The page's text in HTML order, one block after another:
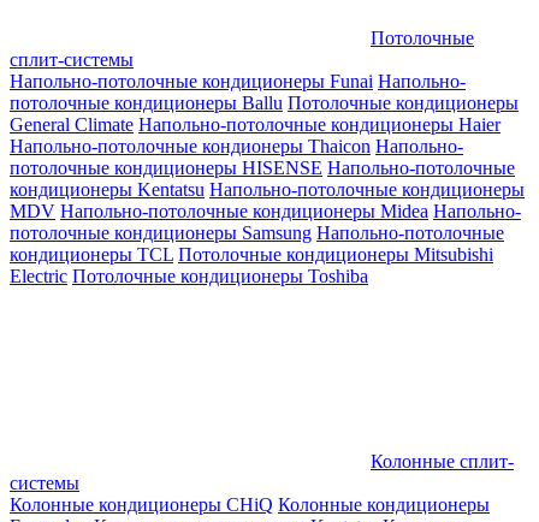
Потолочные
сплит-системы
Напольно-потолочные кондиционеры Funai Напольно-
потолочные кондиционеры Ballu Потолочные кондиционеры
General Climate Напольно-потолочные кондиционеры Haier
Напольно-потолочные кондионеры Thaicon Напольно-
потолочные кондиционеры HISENSE Напольно-потолочные
кондиционеры Kentatsu Напольно-потолочные кондиционеры
MDV Напольно-потолочные кондиционеры Midea Напольно-
потолочные кондиционеры Samsung Напольно-потолочные
кондиционеры TCL Потолочные кондиционеры Mitsubishi
Electric Потолочные кондиционеры Toshiba
Колонные сплит-
системы
Колонные кондиционеры CHiQ Колонные кондиционеры